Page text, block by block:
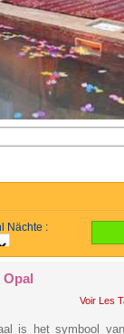
Nächte :
Voir Les
is het symbool